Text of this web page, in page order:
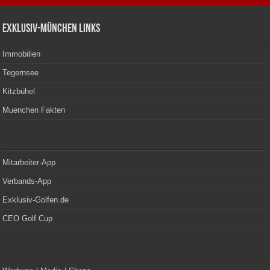
Exklusiv-München Links
Immobilien
Tegernsee
Kitzbühel
Muenchen Fakten
Mitarbeiter-App
Verbands-App
Exklusiv-Golfen.de
CEO Golf Cup